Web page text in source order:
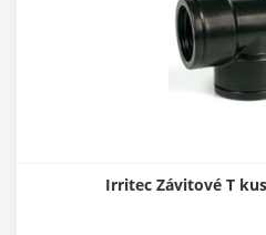
Irritec Závitové T